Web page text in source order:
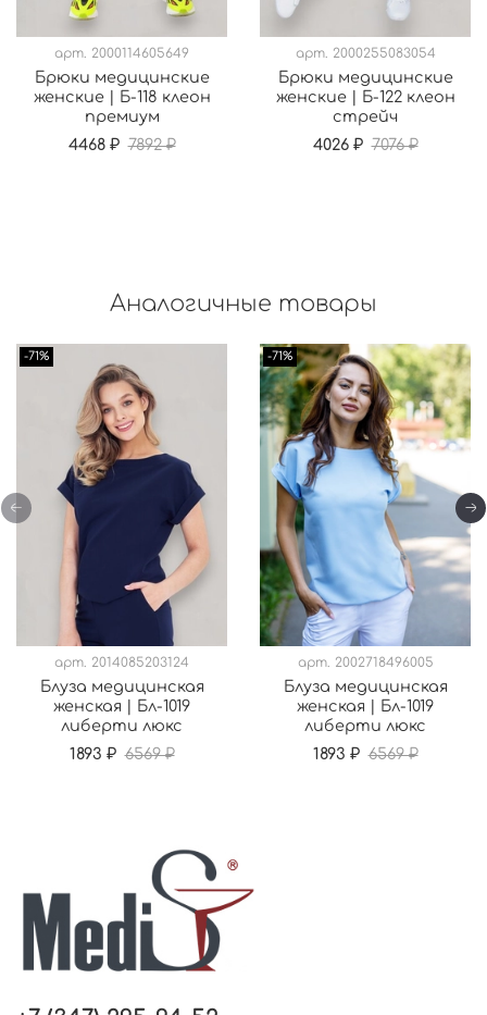
арт. 2000114605649
Брюки медицинские
женские | Б-118 клеон
премиум
4468 ₽ 7892 ₽
арт. 2000255083054
Брюки медицинские
женские | Б-122 клеон
стрейч
4026 ₽ 7076 ₽
Аналогичные товары
-71%
арт. 2014085203124
Блуза медицинская
женская | Бл-1019
либерти люкс
1893 ₽ 6569 ₽
-71%
арт. 2002718496005
Блуза медицинская
женская | Бл-1019
либерти люкс
1893 ₽ 6569 ₽